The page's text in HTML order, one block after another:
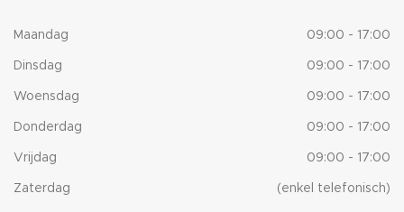
Maandag 09:00 - 17:00
Dinsdag 09:00 - 17:00
Woensdag 09:00 - 17:00
Donderdag 09:00 - 17:00
Vrijdag 09:00 - 17:00
Zaterdag (enkel telefonisch)